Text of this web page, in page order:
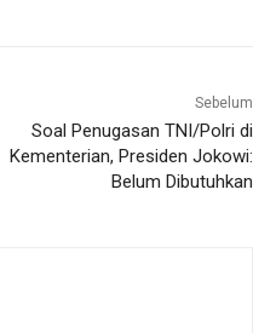
Sebelum
Soal Penugasan TNI/Polri di
Kementerian, Presiden Jokowi:
Belum Dibutuhkan